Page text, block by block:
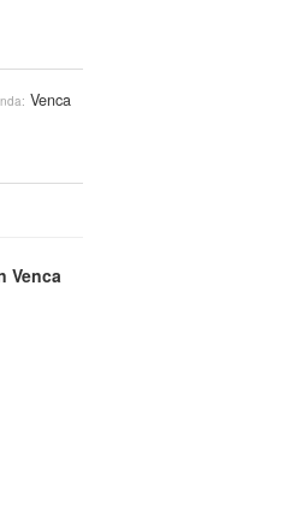
Venca
38,99)
Venca